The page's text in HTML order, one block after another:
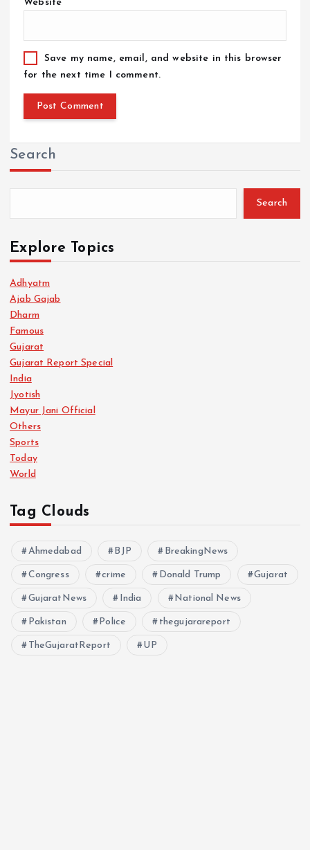
Website
Save my name, email, and website in this browser
for the next time I comment.
Search
Search
Explore Topics
Adhyatm
Ajab Gajab
Dharm
Famous
Gujarat
Gujarat Report Special
India
Jyotish
Mayur Jani Official
Others
Sports
Today
World
Tag Clouds
Ahmedabad BJP BreakingNews
Congress crime Donald Trump Gujarat
GujaratNews India National News
Pakistan Police thegujarareport
TheGujaratReport UP